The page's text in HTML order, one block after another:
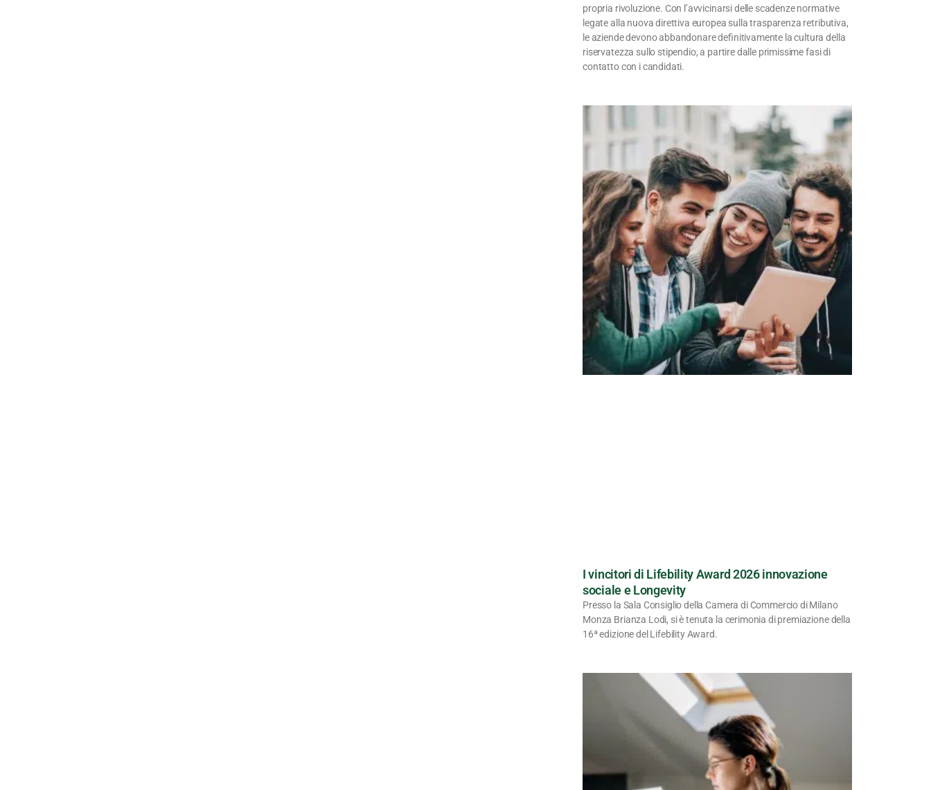
propria rivoluzione. Con l’avvicinarsi delle scadenze normative
legate alla nuova direttiva europea sulla trasparenza retributiva,
le aziende devono abbandonare definitivamente la cultura della
riservatezza sullo stipendio, a partire dalle primissime fasi di
contatto con i candidati.
I vincitori di Lifebility Award 2026 innovazione
sociale e Longevity
Presso la Sala Consiglio della Camera di Commercio di Milano
Monza Brianza Lodi, si è tenuta la cerimonia di premiazione della
16ª edizione del Lifebility Award.